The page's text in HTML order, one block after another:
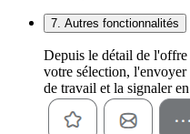
7. Autres fonctionnalités
Depuis le détail de
votre sélection,
de travail et la signaler